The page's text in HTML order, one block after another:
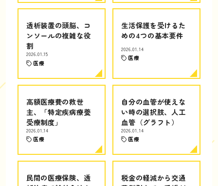
透析装置の頭脳、コ
ンソールの複雑な役
割
2026.01.15
医療
生活保護を受けるた
めの4つの基本要件
2026.01.14
医療
高額医療費の救世
主、「特定疾病療養
受療制度」
2026.01.14
医療
自分の血管が使えな
い時の選択肢、人工
血管（グラフト）
2026.01.14
医療
民間の医療保険、透
税金の軽減から交通